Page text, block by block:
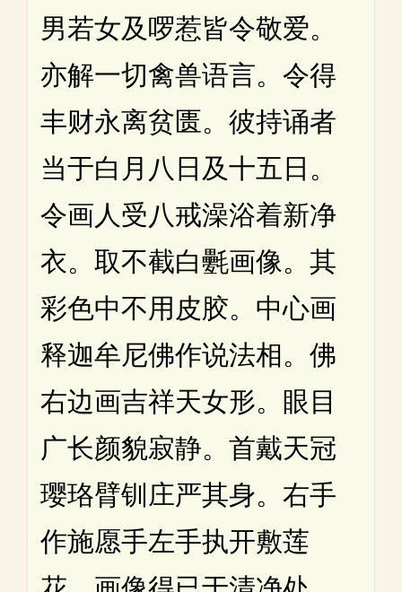
男若女及啰惹皆令敬爱。
亦解一切禽兽语言。令得
丰财永离贫匮。彼持诵者
当于白月八日及十五日。
令画人受八戒澡浴着新净
衣。取不截白氎画像。其
彩色中不用皮胶。中心画
释迦牟尼佛作说法相。佛
右边画吉祥天女形。眼目
广长颜貌寂静。首戴天冠
璎珞臂钏庄严其身。右手
作施愿手左手执开敷莲